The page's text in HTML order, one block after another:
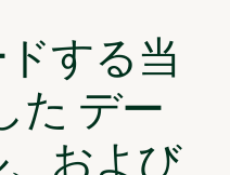
する当
た デー
および